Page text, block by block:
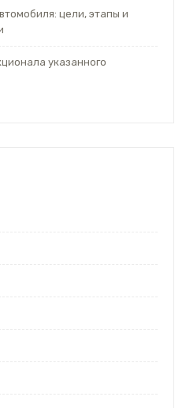
цели, этапы и
указанного